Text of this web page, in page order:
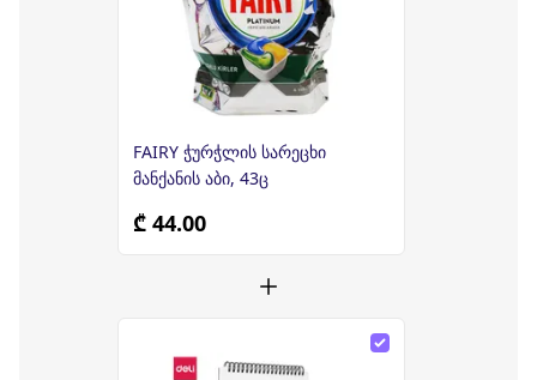
FAIRY ჭურჭლის სარეცხი
მანქანის აბი, 43ც
₾ 44.00